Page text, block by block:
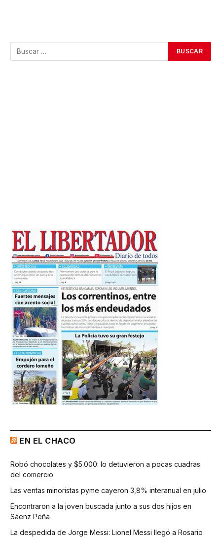
EN EL CHACO
Robó chocolates y $5.000: lo detuvieron a pocas cuadras
del comercio
Las ventas minoristas pyme cayeron 3,8% interanual en julio
Encontraron a la joven buscada junto a sus dos hijos en
Sáenz Peña
La despedida de Jorge Messi: Lionel Messi llegó a Rosario